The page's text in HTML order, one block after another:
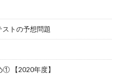
トの予想問題
【2020年度】